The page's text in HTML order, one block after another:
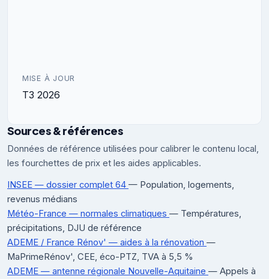
MISE À JOUR
T3 2026
Sources & références
Données de référence utilisées pour calibrer le contenu local,
les fourchettes de prix et les aides applicables.
INSEE — dossier complet 64 — Population, logements,
revenus médians
Météo-France — normales climatiques — Températures,
précipitations, DJU de référence
ADEME / France Rénov' — aides à la rénovation —
MaPrimeRénov', CEE, éco-PTZ, TVA à 5,5 %
ADEME — antenne régionale Nouvelle-Aquitaine — Appels à